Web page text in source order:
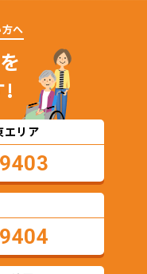
へ
!
エリア